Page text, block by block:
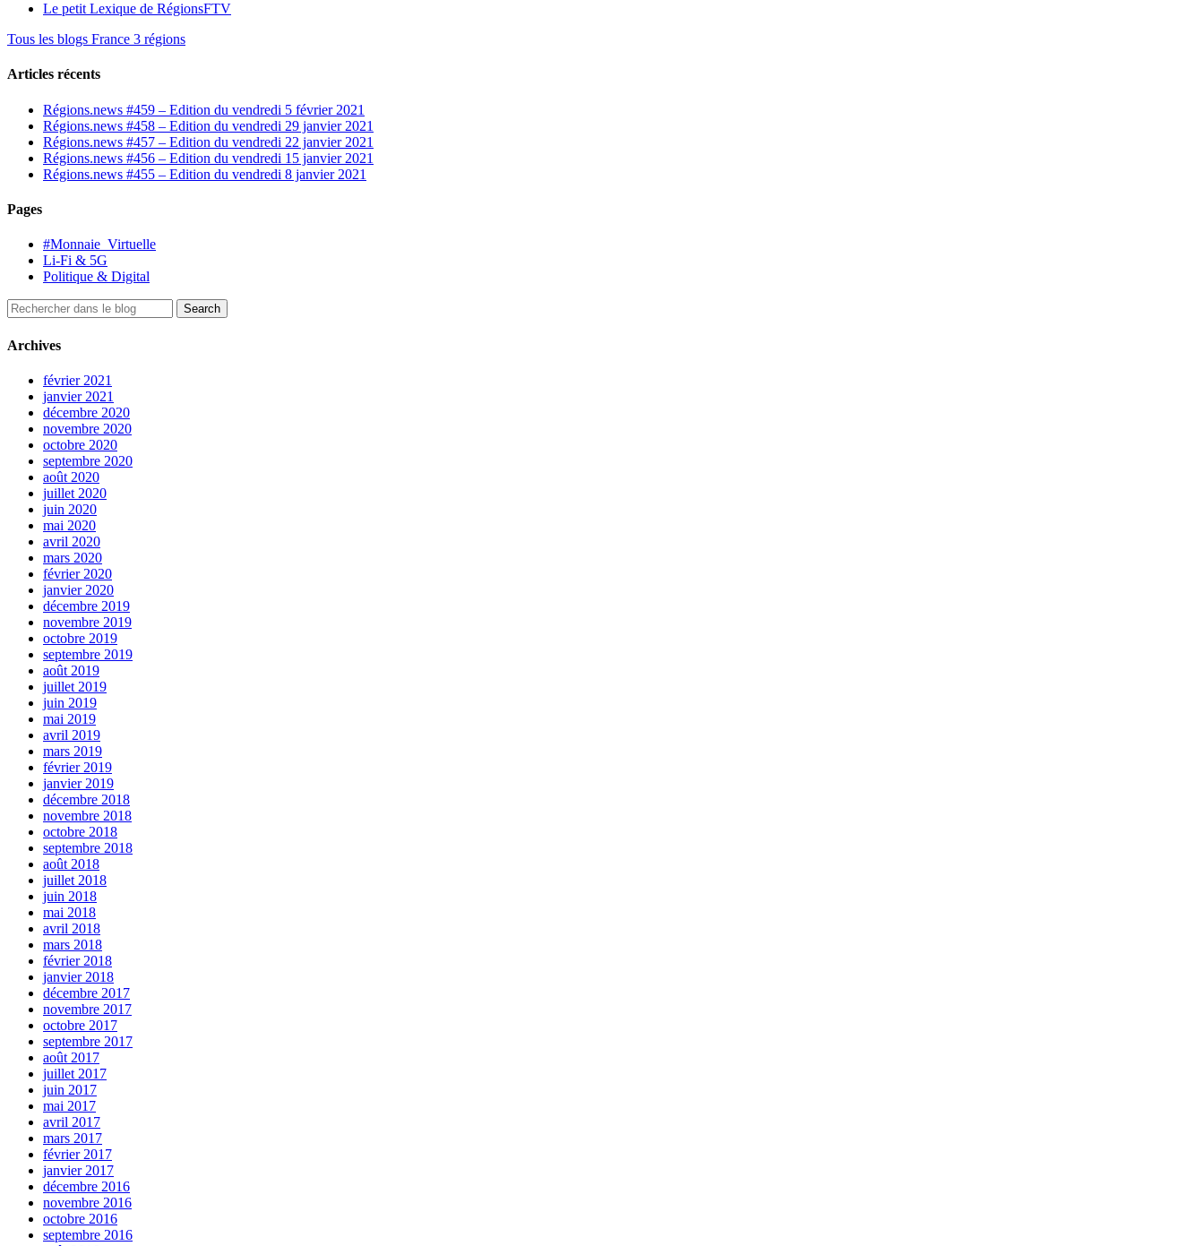
Le petit Lexique de RégionsFTV
Tous les blogs France 3 régions
Articles récents
Régions.news #459 – Edition du vendredi 5 février 2021
Régions.news #458 – Edition du vendredi 29 janvier 2021
Régions.news #457 – Edition du vendredi 22 janvier 2021
Régions.news #456 – Edition du vendredi 15 janvier 2021
Régions.news #455 – Edition du vendredi 8 janvier 2021
Pages
#Monnaie_Virtuelle
Li-Fi & 5G
Politique & Digital
Archives
février 2021
janvier 2021
décembre 2020
novembre 2020
octobre 2020
septembre 2020
août 2020
juillet 2020
juin 2020
mai 2020
avril 2020
mars 2020
février 2020
janvier 2020
décembre 2019
novembre 2019
octobre 2019
septembre 2019
août 2019
juillet 2019
juin 2019
mai 2019
avril 2019
mars 2019
février 2019
janvier 2019
décembre 2018
novembre 2018
octobre 2018
septembre 2018
août 2018
juillet 2018
juin 2018
mai 2018
avril 2018
mars 2018
février 2018
janvier 2018
décembre 2017
novembre 2017
octobre 2017
septembre 2017
août 2017
juillet 2017
juin 2017
mai 2017
avril 2017
mars 2017
février 2017
janvier 2017
décembre 2016
novembre 2016
octobre 2016
septembre 2016